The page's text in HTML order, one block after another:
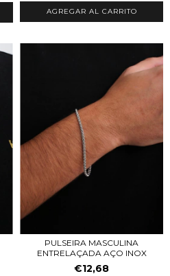
PULSEIRA MASCULINA
ENTRELAÇADA AÇO INOX
€12,68